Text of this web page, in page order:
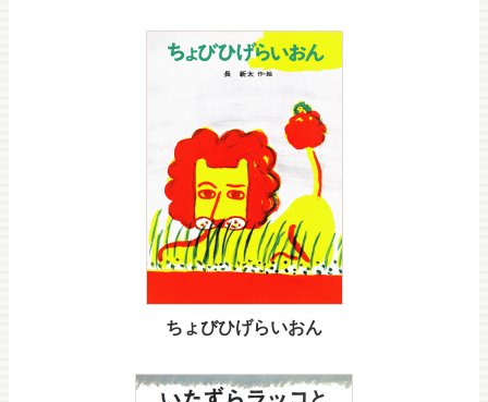
ちょびひげらいおん